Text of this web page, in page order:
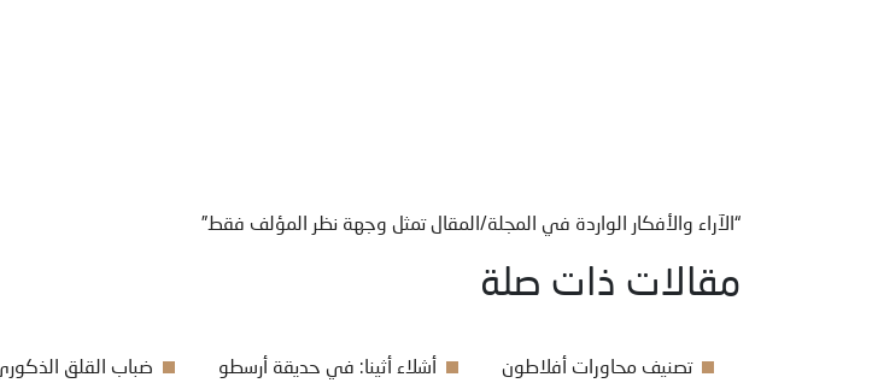
“الآراء والأفكار الواردة في المجلة/المقال تمثل وجهة نظر المؤلف فقط”
مقالات ذات صلة
تصنيف محاورات أفلاطون أشلاء أثينا: في حديقة أرسطو ضباب القلق